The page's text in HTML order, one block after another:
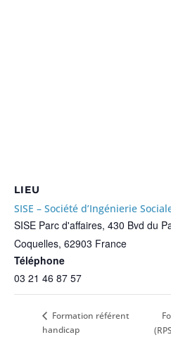
LIEU
SISE – Société d’Ingénierie
SISE Parc d'affaires, 430 Bvd du
Coquelles, 62903 France
Téléphone
03 21 46 87 57
Formation référent
handicap